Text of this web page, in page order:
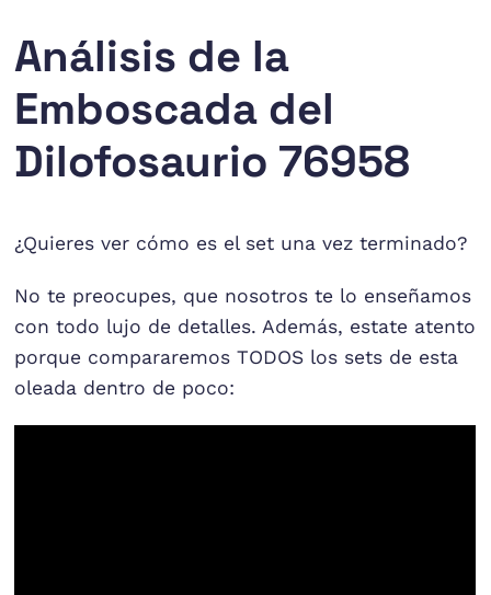
Análisis de la
Emboscada del
Dilofosaurio 76958
¿Quieres ver cómo es el set una vez terminado?
No te preocupes, que nosotros te lo enseñamos
con todo lujo de detalles. Además, estate atento
porque compararemos TODOS los sets de esta
oleada dentro de poco: